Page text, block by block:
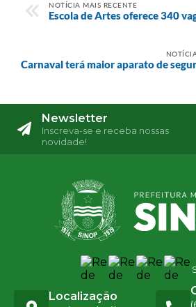
NOTÍCIA MAIS RECENTE
Escola de Artes oferece 340
Carnaval terá maior aparato de
Newsletter
Inscreva-se e receba nossas
novidade!
Localização